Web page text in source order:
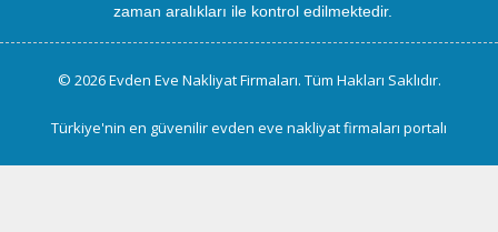
zaman aralıkları ile kontrol edilmektedir.
© 2026 Evden Eve Nakliyat Firmaları. Tüm Hakları Saklıdır.
Türkiye'nin en güvenilir evden eve nakliyat firmaları portalı